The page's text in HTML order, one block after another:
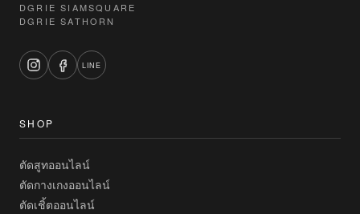
DGRIE SIAMSQUARE
DGRIE SATHORN
LINE
SHOP
ตัดสูทออนไลน์
ตัดกางเกงออนไลน์
ตัดเชิ้ตออนไลน์